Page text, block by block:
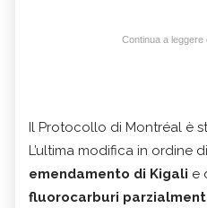
Continua a leggere
Il Protocollo di Montréal è
L’ultima modifica in ordine
emendamento di Kigali e
fluorocarburi